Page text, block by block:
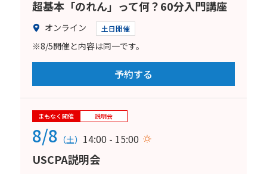
超基本「のれん」って何？60分入門講座
オンライン 土日開催
※8/5開催と内容は同一です。
予約する
まもなく開催 説明会
8/8 （土） 14:00 - 15:00
USCPA説明会